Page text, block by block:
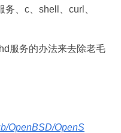
务、c、shell、curl、
服务的办法来去除老毛
OpenBSD/OpenS